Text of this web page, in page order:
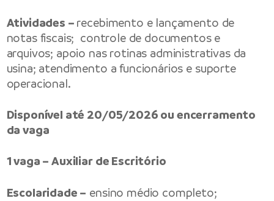
Atividades – recebimento e lançamento de
notas fiscais; controle de documentos e
arquivos; apoio nas rotinas administrativas da
usina; atendimento a funcionários e suporte
operacional.
Disponível até 20/05/2026 ou encerramento
da vaga
1 vaga – Auxiliar de Escritório
Escolaridade – ensino médio completo;